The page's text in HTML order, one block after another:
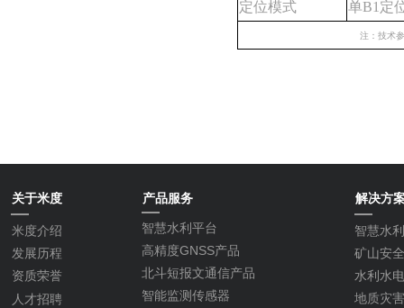
定位模式
单B1定
注：技术
米度介绍
发展历程
资质荣誉
人才招聘
关于米度
智慧水利平台
高精度GNSS产品
北斗短报文通信产品
智能监测传感器
产品服务
智慧水利
矿山安全
水利水电
地质灾害
解决方